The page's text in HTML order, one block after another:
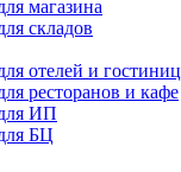
магазина
складов
отелей и гостиниц
ресторанов и кафе
ИП
БЦ